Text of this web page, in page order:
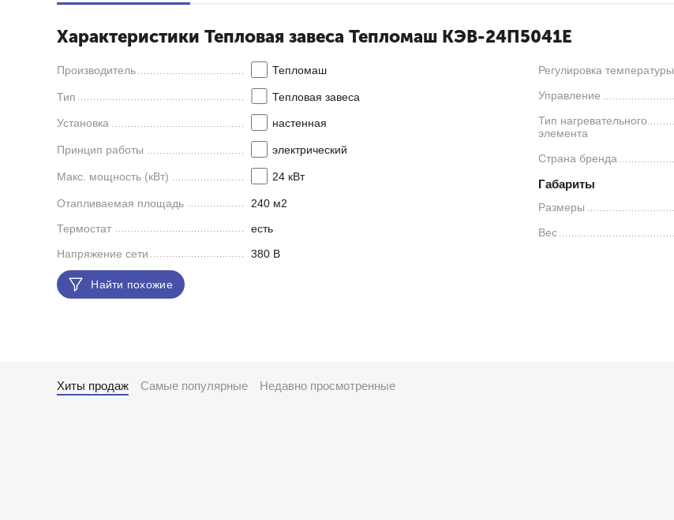
Характеристики Тепловая завеса Тепломаш КЭВ-24П5041Е
Производитель Тепломаш
Тип Тепловая завеса
Установка настенная
Принцип работы электрический
Макс. мощность (кВт) 24 кВт
Отапливаемая площадь
240 м2
Термостат
есть
Напряжение сети
380 В
Регулировка температуры
Управление
Тип нагревательного
элемента
Страна бренда
Габариты
Размеры
Вес
Найти похожие
Хиты продаж Самые популярные Недавно просмотренные